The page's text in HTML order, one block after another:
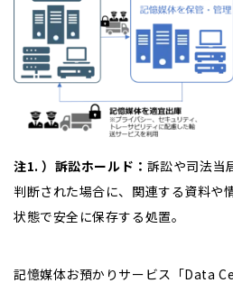
注1. ）訴訟ホールド： 訴訟や司法当
判断された場合に、関連する資料や
状態で安全に保存する処置。
記憶媒体お預かりサービス「Data